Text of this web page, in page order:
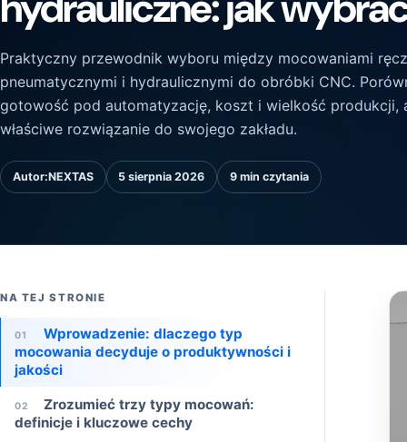
Praktyczny przewodnik wyboru między mocowaniami
pneumatycznymi i hydraulicznymi do obróbki CNC.
gotowość pod automatyzację, koszt i wielkość produkcji,
właściwe rozwiązanie do swojego zakładu.
Autor:NEXTAS 5 sierpnia 2026 9 min czytania
NA TEJ STRONIE
01
Wprowadzenie: dlaczego typ
mocowania decyduje o produktywności i
jakości
02
Zrozumieć trzy typy mocowań:
definicje i kluczowe cechy